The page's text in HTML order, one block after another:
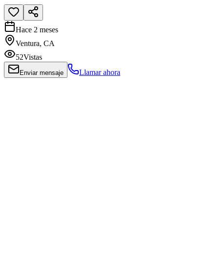
Hace 2 meses
Ventura, CA
52Vistas
Enviar mensaje Llamar ahora